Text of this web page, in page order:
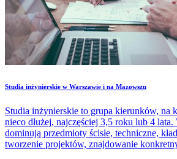
Studia inżynierskie w Warszawie i na Mazowszu
Studia inżynierskie to grupa kierunków, na
nieco dłużej, najczęściej 3,5 roku lub 4
dominują przedmioty ścisłe, techniczne,
tworzenie projektów, znajdowanie